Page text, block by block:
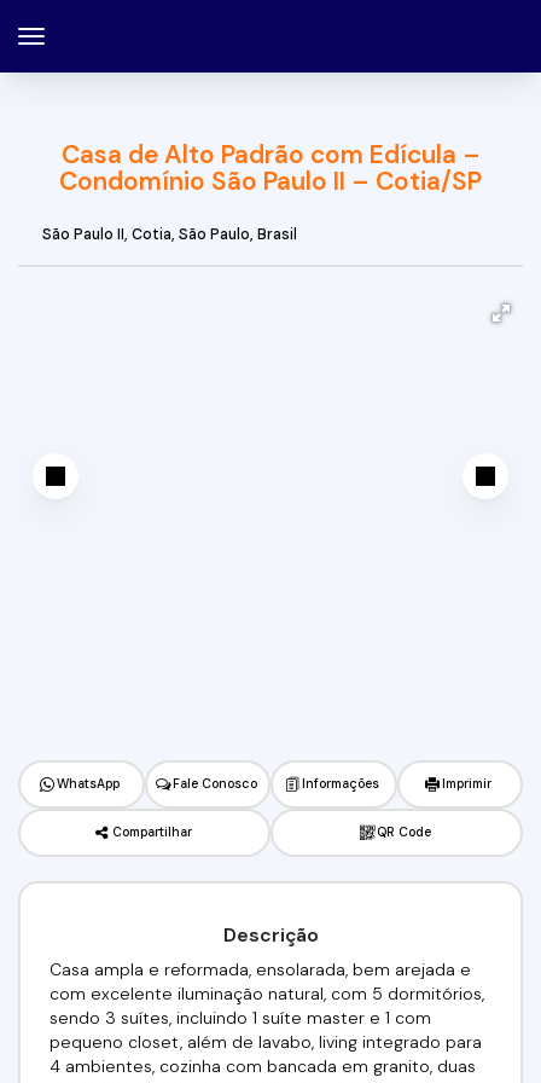
Casa de Alto Padrão com Edícula –
Condomínio São Paulo II – Cotia/SP
São Paulo II, Cotia, São Paulo, Brasil
WhatsApp Fale Conosco Informações Imprimir
Compartilhar QR Code
Descrição
Casa ampla e reformada, ensolarada, bem arejada e
com excelente iluminação natural, com 5 dormitórios,
sendo 3 suítes, incluindo 1 suíte master e 1 com
pequeno closet, além de lavabo, living integrado para
4 ambientes, cozinha com bancada em granito, duas